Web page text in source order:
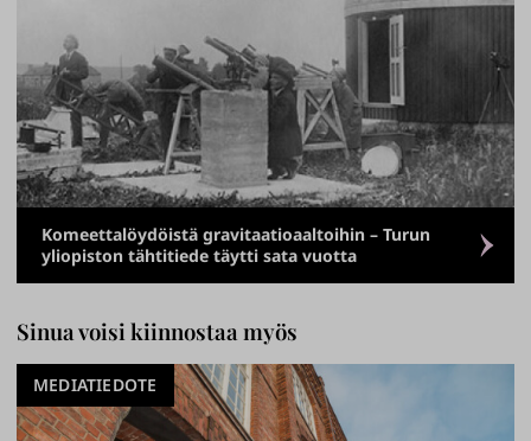
Komeettalöydöistä gravitaatioaaltoihin – Turun
yliopiston tähtitiede täytti sata vuotta
Sinua voisi kiinnostaa myös
MEDIATIEDOTE